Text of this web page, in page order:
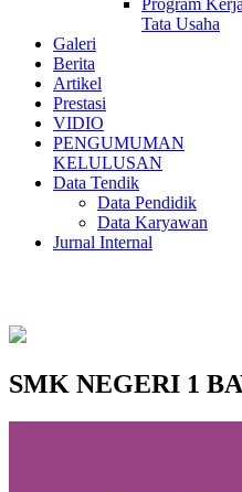
Program
Tata Usaha
Galeri
Berita
Artikel
Prestasi
VIDIO
PENGUMUMAN
KELULUSAN
Data Tendik
Data Pendidik
Data Karyawan
Jurnal Internal
SMK NEGERI 1